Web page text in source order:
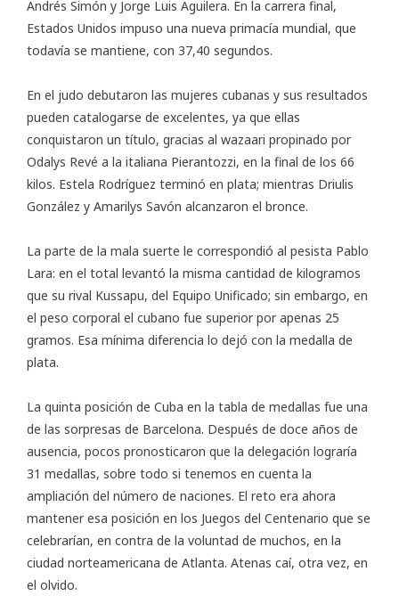
Andrés Simón y Jorge Luis Aguilera. En la carrera final,
Estados Unidos impuso una nueva primacía mundial, que
todavía se mantiene, con 37,40 segundos.
En el judo debutaron las mujeres cubanas y sus resultados
pueden catalogarse de excelentes, ya que ellas
conquistaron un título, gracias al wazaari propinado por
Odalys Revé a la italiana Pierantozzi, en la final de los 66
kilos. Estela Rodríguez terminó en plata; mientras Driulis
González y Amarilys Savón alcanzaron el bronce.
La parte de la mala suerte le correspondió al pesista Pablo
Lara: en el total levantó la misma cantidad de kilogramos
que su rival Kussapu, del Equipo Unificado; sin embargo, en
el peso corporal el cubano fue superior por apenas 25
gramos. Esa mínima diferencia lo dejó con la medalla de
plata.
La quinta posición de Cuba en la tabla de medallas fue una
de las sorpresas de Barcelona. Después de doce años de
ausencia, pocos pronosticaron que la delegación lograría
31 medallas, sobre todo si tenemos en cuenta la
ampliación del número de naciones. El reto era ahora
mantener esa posición en los Juegos del Centenario que se
celebrarían, en contra de la voluntad de muchos, en la
ciudad norteamericana de Atlanta. Atenas caí, otra vez, en
el olvido.